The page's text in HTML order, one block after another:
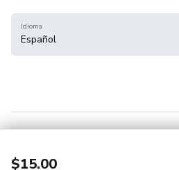
$15.00
Idioma
Español